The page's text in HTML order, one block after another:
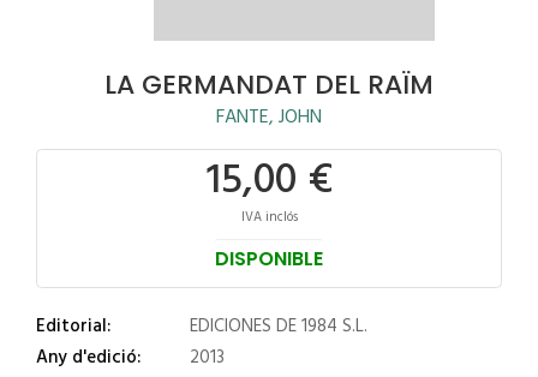
LA GERMANDAT DEL RAÏM
FANTE, JOHN
15,00 €
IVA inclós
DISPONIBLE
Editorial:
EDICIONES DE 1984 S.L.
Any d'edició:
2013